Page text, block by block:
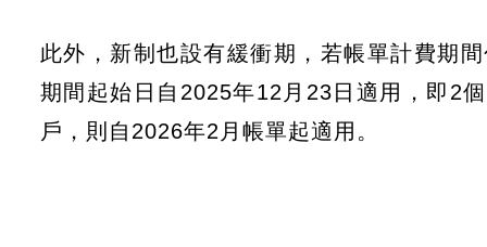
此外，新制也設有緩衝期，若帳單計費期
期間起始日自2025年12月23日適用，即2
戶，則自2026年2月帳單起適用。